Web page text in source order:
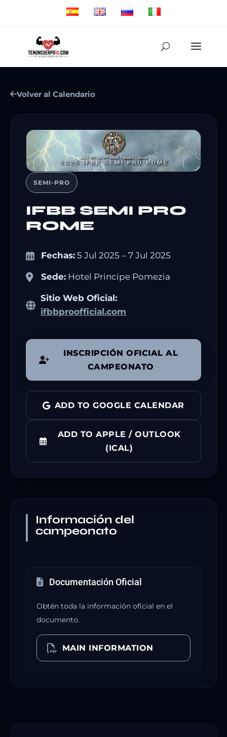
Volver al Calendario
SEMI-PRO
IFBB SEMI PRO
ROME
Fechas: 5 Jul 2025 – 7 Jul 2025
Sede: Hotel Principe Pomezia
Sitio Web Oficial:
ifbbproofficial.com
INSCRIPCIÓN OFICIAL AL
CAMPEONATO
ADD TO GOOGLE CALENDAR
ADD TO APPLE / OUTLOOK
(ICAL)
Información del
campeonato
Documentación Oficial
Obtén toda la información oficial en el
documento.
MAIN INFORMATION